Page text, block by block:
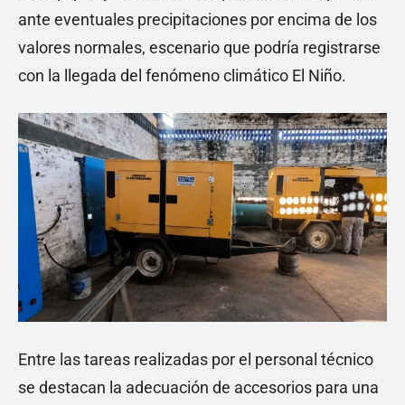
ante eventuales precipitaciones por encima de los
valores normales, escenario que podría registrarse
con la llegada del fenómeno climático El Niño.
Entre las tareas realizadas por el personal técnico
se destacan la adecuación de accesorios para una